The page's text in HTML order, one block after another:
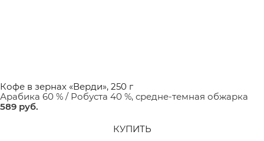
Кофе в зернах «Верди», 250 г
Арабика 60 % / Робуста 40 %, средне-темная обжарка
589 руб.
КУПИТЬ